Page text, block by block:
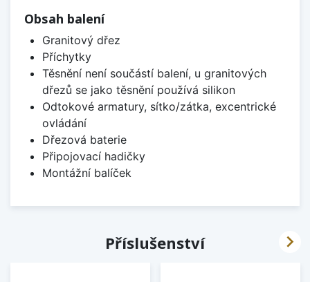
Obsah balení
Granitový dřez
Příchytky
Těsnění není součástí balení, u granitových
dřezů se jako těsnění používá silikon
Odtokové armatury, sítko/zátka, excentrické
ovládání
Dřezová baterie
Připojovací hadičky
Montážní balíček
Příslušenství 